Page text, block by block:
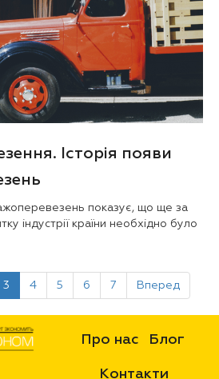
Історія появи
показує, що ще за
індустрії країни необхідно було
3 4 5 6 7 Вперед
Про нас Блог
Контакти